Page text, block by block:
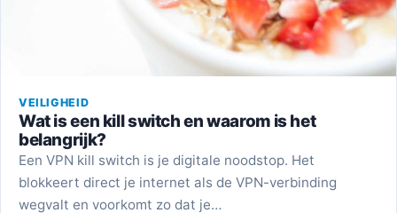
VEILIGHEID
Wat is een kill switch en waarom is het
belangrijk?
Een VPN kill switch is je digitale noodstop. Het
blokkeert direct je internet als de VPN-verbinding
wegvalt en voorkomt zo dat je…